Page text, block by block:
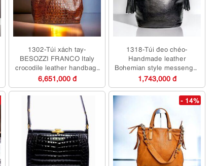
1302-Túi xách tay-
BESOZZI FRANCO Italy
crocodile leather handbag-
Đã sử dụng
6,651,000 đ
1318-Túi đeo chéo-
Handmade leather
Bohemian style messenger
bag-Đã sử dụng/Khá sạch
1,743,000 đ
- 14%